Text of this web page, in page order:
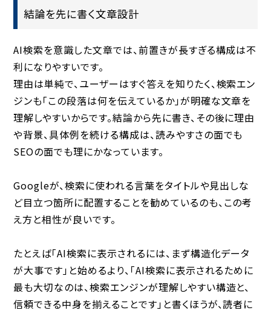
結論を先に書く文章設計
AI検索を意識した文章では、前置きが長すぎる構成は不
利になりやすいです。
理由は単純で、ユーザーはすぐ答えを知りたく、検索エン
ジンも「この段落は何を伝えているか」が明確な文章を
理解しやすいからです。結論から先に書き、その後に理由
や背景、具体例を続ける構成は、読みやすさの面でも
SEOの面でも理にかなっています。
Googleが、検索に使われる言葉をタイトルや見出しな
ど目立つ箇所に配置することを勧めているのも、この考
え方と相性が良いです。
たとえば「AI検索に表示されるには、まず構造化データ
が大事です」と始めるより、「AI検索に表示されるために
最も大切なのは、検索エンジンが理解しやすい構造と、
信頼できる中身を揃えることです」と書くほうが、読者に